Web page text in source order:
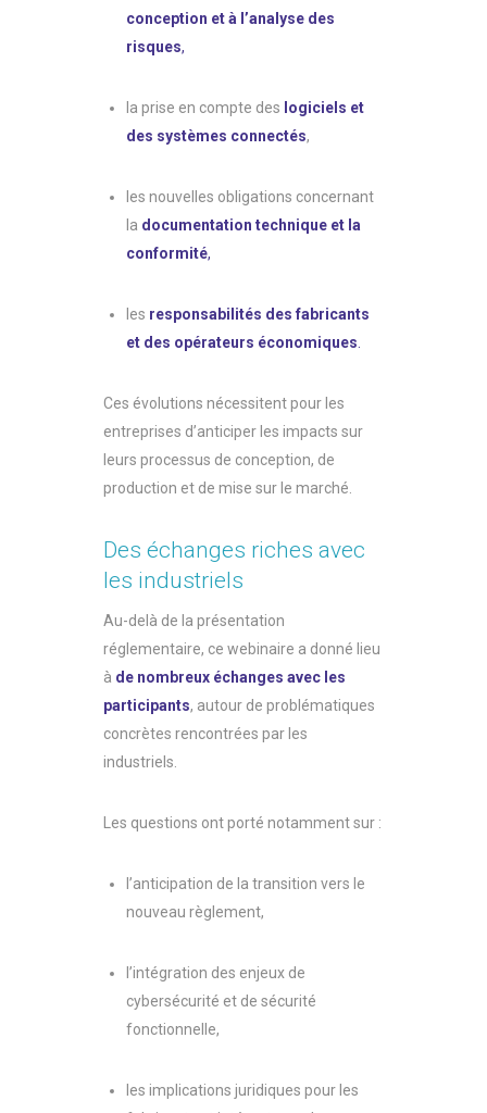
conception et à l’analyse des
risques,
la prise en compte des logiciels et
des systèmes connectés,
les nouvelles obligations concernant
la documentation technique et la
conformité,
les responsabilités des fabricants
et des opérateurs économiques
Ces évolutions nécessitent pour les
entreprises d’anticiper les impacts sur
leurs processus de conception, de
production et de mise sur le marché.
Des échanges riches avec
les industriels
Au-delà de la présentation
réglementaire, ce webinaire a donné lieu
à de nombreux échanges avec les
participants, autour de problématiques
concrètes rencontrées par les
industriels.
Les questions ont porté notamment sur :
l’anticipation de la transition vers le
nouveau règlement,
l’intégration des enjeux de
cybersécurité et de sécurité
fonctionnelle,
les implications juridiques pour les